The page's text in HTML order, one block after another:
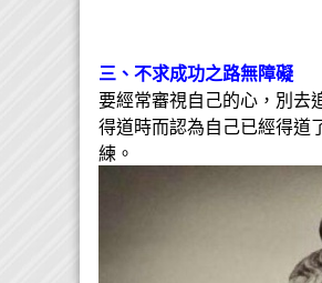
三、不求成功之路無障礙
要經常審視自己的心，別去
得道時而認為自己已經得道
練。